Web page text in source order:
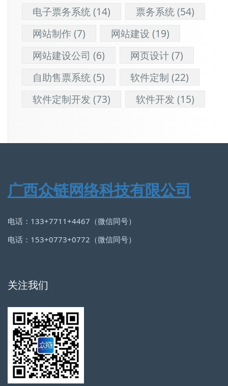
电子票务系统(14) 票务系统(54)
网站制作(7) 网站建设 (19)
网站建设公司 (6) 网页设计(7)
自助售票系统(5) 软件定制 (22)
软件定制开发 (73) 软件开发 (15)
广西众链网络科技有限公司
电话：133+7711+4467（微信同号）
电话：153+0773+0772（微信同号）
关注我们